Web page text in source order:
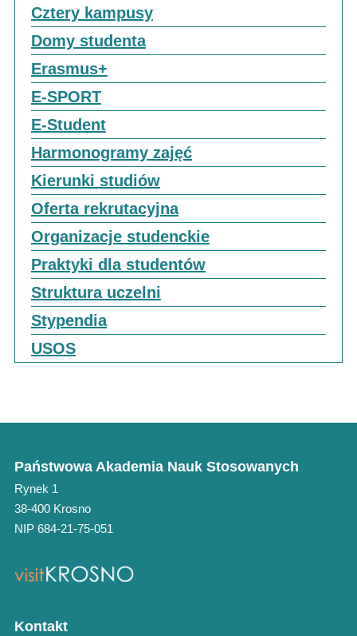
Cztery kampusy
Domy studenta
Erasmus+
E-SPORT
E-Student
Harmonogramy zajęć
Kierunki studiów
Oferta rekrutacyjna
Organizacje studenckie
Praktyki dla studentów
Struktura uczelni
Stypendia
USOS
Państwowa Akademia Nauk Stosowanych
Rynek 1
38-400 Krosno
NIP 684-21-75-051
Kontakt